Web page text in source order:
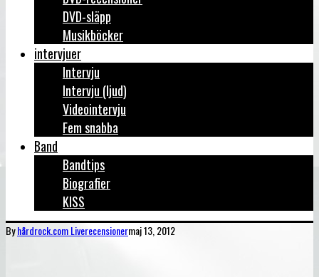
DVD-släpp
Musikböcker
intervjuer
Intervju
Intervju (ljud)
Videointervju
Fem snabba
Band
Bandtips
Biografier
KISS
Byhårdrock.comLiverecensionermaj 13, 2012